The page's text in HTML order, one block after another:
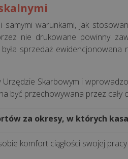
warunkami, jak
nie drukowane powinny
sprzedaż ewidencjonowana
Skarbowym i
być przechowywana przez cały
za okresy, w których kasa
komfort ciągłości swojej